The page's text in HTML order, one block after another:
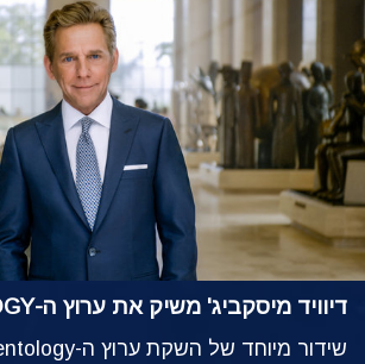
דיוויד מיסקביג' משיק את ערוץ ה-SCIENTOLOGY
שידור מיוחד של השקת ערוץ ה-Scientology